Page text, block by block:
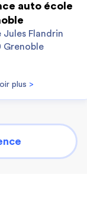
auto école
Jules Flandrin
Grenoble
plus >